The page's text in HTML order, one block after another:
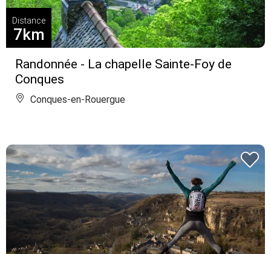
Randonnée - La chapelle Sainte-Foy de
Conques
Distance
7km
Conques-en-Rouergue